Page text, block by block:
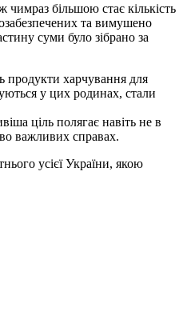
чимраз більшою стає кількість
та вимушено
суми було зібрано за
продукти харчування для
у цих родинах, стали
ціль полягає навіть не в
важливих справах.
усієї України, якою